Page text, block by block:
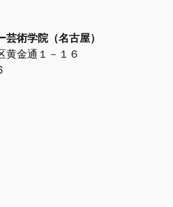
術学院（名古屋）
黄金通１－１６